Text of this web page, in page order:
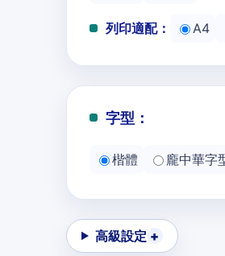
列印適配： A4
字型：
楷體 龐中華字
高級設定